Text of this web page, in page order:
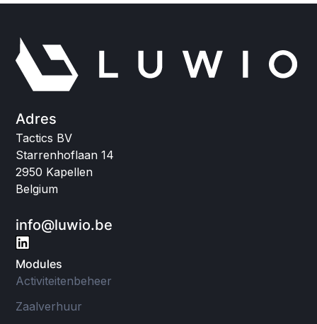
Adres
Tactics BV
Starrenhoflaan 14
2950 Kapellen
Belgium
info@luwio.be
Modules
Activiteitenbeheer
Zaalverhuur